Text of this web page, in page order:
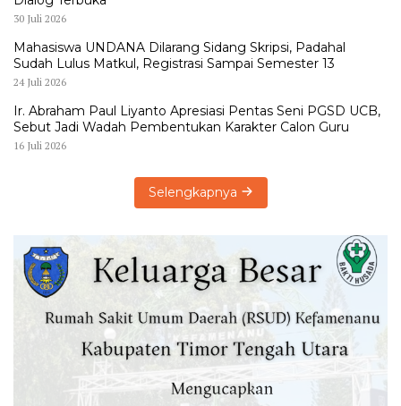
30 Juli 2026
Mahasiswa UNDANA Dilarang Sidang Skripsi, Padahal
Sudah Lulus Matkul, Registrasi Sampai Semester 13
24 Juli 2026
Ir. Abraham Paul Liyanto Apresiasi Pentas Seni PGSD UCB,
Sebut Jadi Wadah Pembentukan Karakter Calon Guru
16 Juli 2026
Selengkapnya